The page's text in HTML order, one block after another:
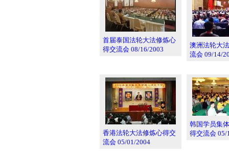
首届泰国法轮大法修炼心
得交流会 08/16/2003
澳洲法轮大
流会 09/14/
香港法轮大法修炼心得交
流会 05/01/2004
韩国学员集
得交流会 05/